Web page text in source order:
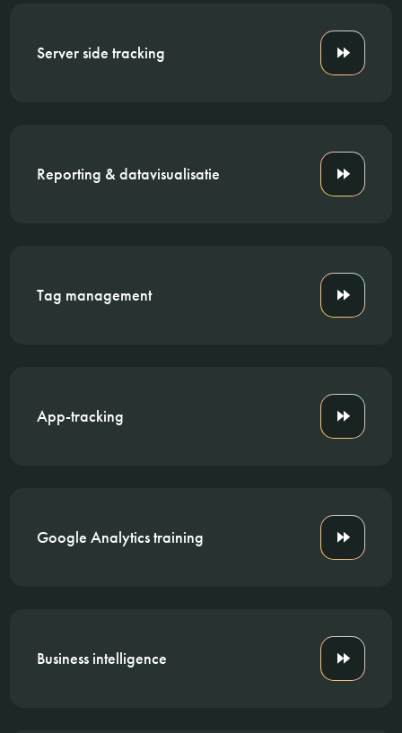
Server side tracking
Reporting & datavisualisatie
Tag management
App-tracking
Google Analytics training
Business intelligence